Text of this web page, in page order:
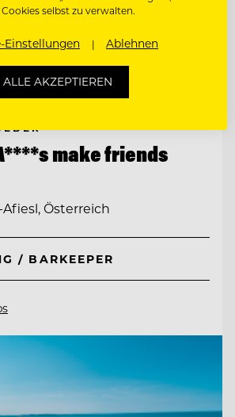
make friends
Österreich
CHEF DE RANG / BARKEEPER
selbst zu verwalten.
Einstellungen Ablehnen
ALLE AKZEPTIEREN